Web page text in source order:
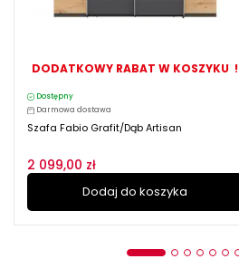
DODATKOWY RABAT W KOSZYKU !
Dostępny
Darmowa dostawa
Szafa Fabio Grafit/dąb Artisan
2 099,00 zł
Dodaj do koszyka